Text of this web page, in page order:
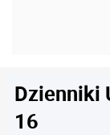
Dzienniki
16